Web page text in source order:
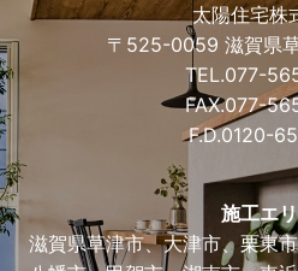
太陽住宅株
〒525-0059 滋賀県
TEL.077-
FAX.077-
F.D.0120-
施工エ
滋賀県草津市、大津市、栗東